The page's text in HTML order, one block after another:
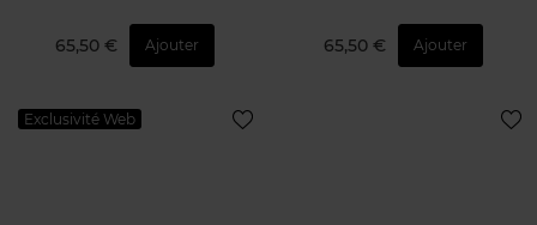
65,50 € Ajouter 65,50 € Ajouter
Exclusivité Web